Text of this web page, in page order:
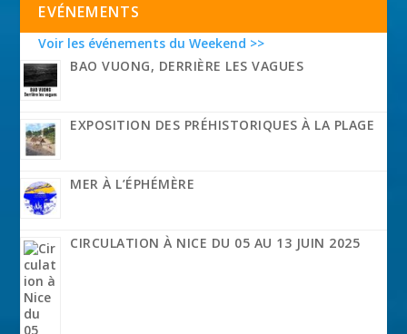
EVÉNEMENTS
Voir les événements du Weekend >>
BAO VUONG, DERRIÈRE LES VAGUES
EXPOSITION DES PRÉHISTORIQUES À LA PLAGE
MER À L’ÉPHÉMÈRE
CIRCULATION À NICE DU 05 AU 13 JUIN 2025